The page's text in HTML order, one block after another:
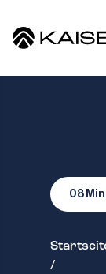
08 Min
/